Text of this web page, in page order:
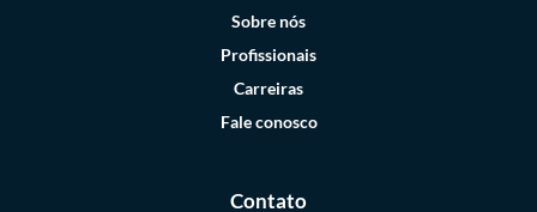
Sobre nós
Profissionais
Carreiras
Fale conosco
Contato